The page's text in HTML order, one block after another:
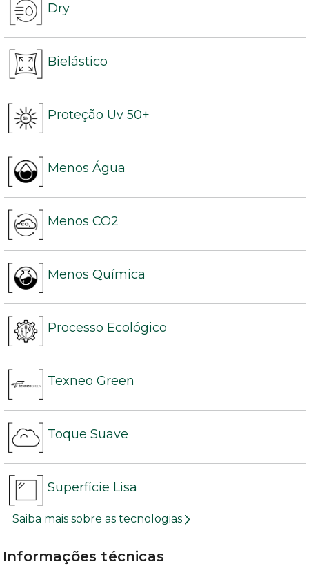
Dry
Bielástico
Proteção Uv 50+
Menos Água
Menos CO2
Menos Química
Processo Ecológico
Texneo Green
Toque Suave
Superfície Lisa
Saiba mais sobre as tecnologias
Informações técnicas